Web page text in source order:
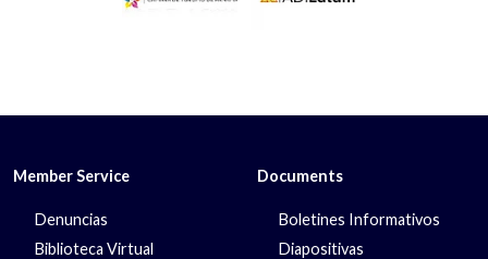
Member Service
Denuncias
Biblioteca Virtual
Documents
Boletines Informativos
Diapositivas